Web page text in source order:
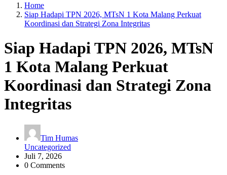
Home
Siap Hadapi TPN 2026, MTsN 1 Kota Malang Perkuat
Koordinasi dan Strategi Zona Integritas
Siap Hadapi TPN 2026, MTsN
1 Kota Malang Perkuat
Koordinasi dan Strategi Zona
Integritas
Tim Humas
Uncategorized
Juli 7, 2026
0 Comments